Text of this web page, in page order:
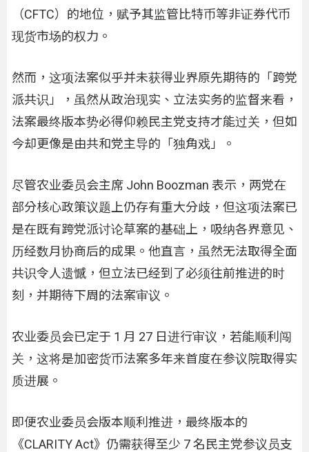
（CFTC）的地位，赋予其监管比特币等非证券代币
现货市场的权力。
然而，这项法案似乎并未获得业界原先期待的「跨党
派共识」，虽然从政治现实、立法实务的监督来看，
法案最终版本势必得仰赖民主党支持才能过关，但如
今却更像是由共和党主导的「独角戏」。
尽管农业委员会主席 John Boozman 表示，两党在
部分核心政策议题上仍存有重大分歧，但这项法案已
是在既有跨党派讨论草案的基础上，吸纳各界意见、
历经数月协商后的成果。他直言，虽然无法取得全面
共识令人遗憾，但立法已经到了必须往前推进的时
刻，并期待下周的法案审议。
农业委员会已定于 1 月 27 日进行审议，若能顺利闯
关，这将是加密货币法案多年来首度在参议院取得实
质进展。
即便农业委员会版本顺利推进，最终版本的
《CLARITY Act》仍需获得至少 7 名民主党参议员支